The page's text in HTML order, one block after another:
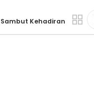
Kehadiran